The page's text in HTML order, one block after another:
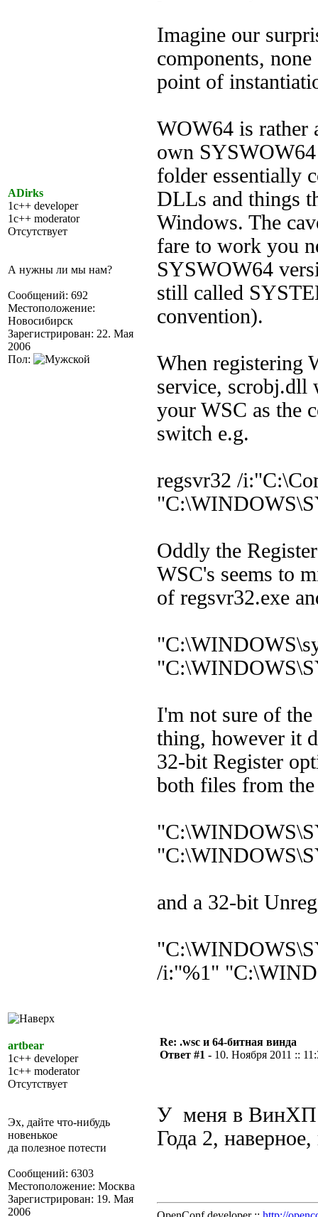
ADirks
1c++ developer
1c++ moderator
Отсутствует
А нужны ли мы нам?
Сообщений: 692
Местоположение:
Новосибирск
Зарегистрирован: 22. Мая
2006
Пол:
Imagine our
components,
point of
WOW64 is rather
own
folder essentially
DLLs and things
Windows. The
fare to work you
SYSWOW64
still called
convention).
When registering
service, scrobj.dll
your WSC as the
switch e.g.
regsvr32 /
Oddly the
WSC's seems to
of regsvr32.exe
I'm not sure of
thing, however it
32-bit Register
both files from
and a 32-bit
/i:"%1"
artbear
1c++ developer
1c++ moderator
Отсутствует
Эх, дайте что-нибудь
новенькое
да полезное потести
Сообщений: 6303
Местоположение: Москва
Зарегистрирован: 19. Мая
2006
Re: .wsc и 64-битная винда
Ответ #1 - 10. Ноября 2011 ::
У меня в ВинХП
Года 2, наверное,